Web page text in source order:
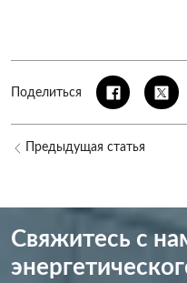
Поделиться
Предыдущая статья
Свяжитесь с